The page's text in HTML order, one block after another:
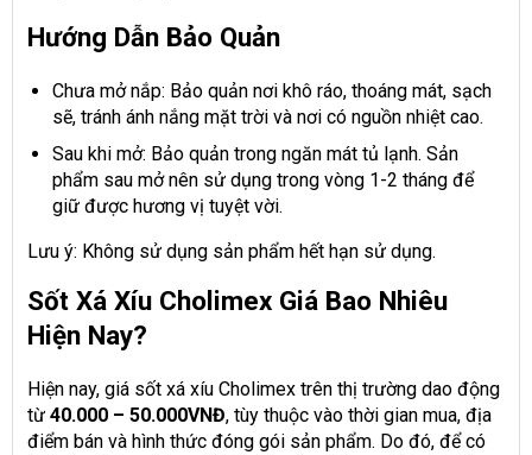
Hướng Dẫn Bảo Quản
Chưa mở nắp: Bảo quản nơi khô ráo, thoáng mát, sạch
sẽ, tránh ánh nắng mặt trời và nơi có nguồn nhiệt cao.
Sau khi mở: Bảo quản trong ngăn mát tủ lạnh. Sản
phẩm sau mở nên sử dụng trong vòng 1-2 tháng để
giữ được hương vị tuyệt vời.
Lưu ý: Không sử dụng sản phẩm hết hạn sử dụng.
Sốt Xá Xíu Cholimex Giá Bao Nhiêu
Hiện Nay?
Hiện nay, giá sốt xá xíu Cholimex trên thị trường dao động
từ 40.000 – 50.000VNĐ, tùy thuộc vào thời gian mua, địa
điểm bán và hình thức đóng gói sản phẩm. Do đó, để có